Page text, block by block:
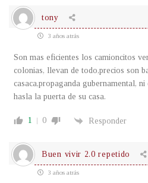
tony
3 años atrás
Son mas eficientes los camioncitos
colonias, llevan de todo,precios son
casaca,propaganda gubernamental,
hasla la puerta de su casa.
1 0 Responder
Buen vivir 2.0 repetido
3 años atrás